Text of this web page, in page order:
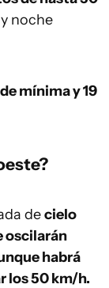
noche
de mínima y 19
decielo
oscilarán
habrá
los 50 km/h.